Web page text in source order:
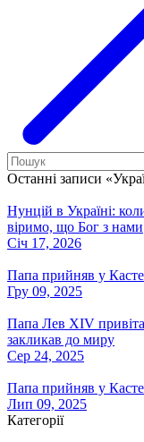
Останні записи
Нунцій в Україні:
віримо, що Бог з нами
Січ 17, 2026
Папа прийняв у
Гру 09, 2025
Папа Лев XIV
закликав до миру
Сер 24, 2025
Папа прийняв у
Лип 09, 2025
Категорії